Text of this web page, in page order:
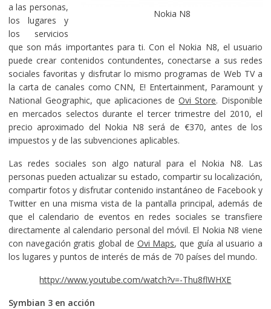
Nokia N8
a las personas,
los lugares y
los servicios
que son más importantes para ti. Con el Nokia N8, el usuario
puede crear contenidos contundentes, conectarse a sus redes
sociales favoritas y disfrutar lo mismo programas de Web TV a
la carta de canales como CNN, E! Entertainment, Paramount y
National Geographic, que aplicaciones deOvi Store. Disponible
en mercados selectos durante el tercer trimestre del 2010, el
precio aproximado del Nokia N8 será de €370, antes de los
impuestos y de las subvenciones aplicables.
Las redes sociales son algo natural para el Nokia N8. Las
personas pueden actualizar su estado, compartir su localización,
compartir fotos y disfrutar contenido instantáneo de Facebook y
Twitter en una misma vista de la pantalla principal, además de
que el calendario de eventos en redes sociales se transfiere
directamente al calendario personal del móvil. El Nokia N8 viene
con navegación gratis global de Ovi Maps, que guía al usuario a
los lugares y puntos de interés de más de 70 países del mundo.
httpv://www.youtube.com/watch?v=-Thu8flWHXE
Symbian 3 en acción